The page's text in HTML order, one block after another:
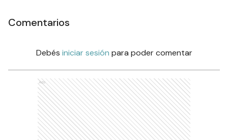
Comentarios
Debés iniciar sesión para poder comentar
Ads